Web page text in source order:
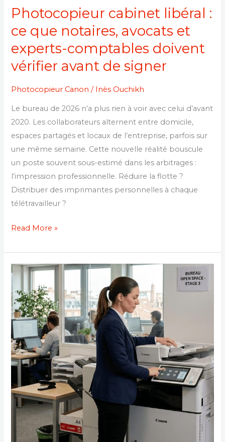
Photocopieur cabinet libéral :
ce que notaires, avocats et
experts-comptables doivent
vérifier avant de signer
Photocopieur Canon / Inès Ouchikh
Le bureau de 2026 n’a plus rien à voir avec celui d’avant
2020. Les collaborateurs alternent entre domicile,
espaces partagés et locaux de l’entreprise, parfois sur
une même semaine. Cette nouvelle réalité bouscule
un poste souvent sous-estimé dans les arbitrages :
l’impression professionnelle. Réduire la flotte ?
Distribuer des imprimantes personnelles à chaque
télétravailleur ?
avant
de
signer
Read More »
Auditer
parc
d’impression
en
entreprise
:
la
méthode
Canon
en
étapes